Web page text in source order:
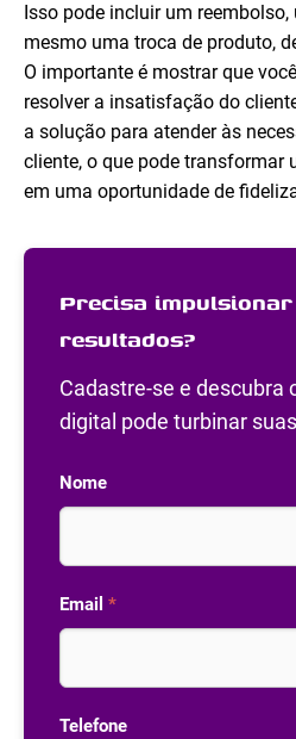
Isso pode incluir um
mesmo uma troca de produto,
O importante é mostrar que
resolver a insatisfação do
a solução para atender às
cliente, o que pode transformar
em uma oportunidade de
Precisa
resultados?
Cadastre-se e descubra
digital pode turbinar
Nome
Email *
Telefone